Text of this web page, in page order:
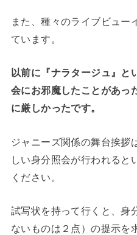
また、種々のライブビュー
ています。
以前に『ナラタージュ』と
会にお邪魔したことがあっ
に厳しかったです。
ジャニーズ関係の舞台挨拶
しい身分照会が行われると
ください。
試写状を持って行くと、身
ないものは２点）の提示を